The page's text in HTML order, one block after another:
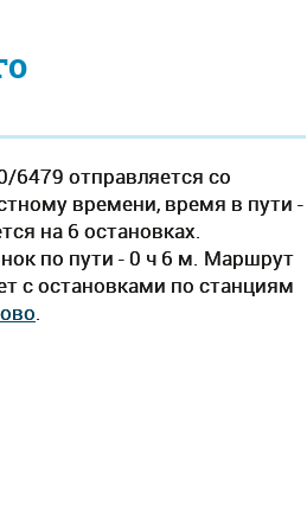
6479 отправляется со
времени, время в пути -
на 6 остановках.
по пути - 0 ч 6 м. Маршрут
c остановками по станциям
.